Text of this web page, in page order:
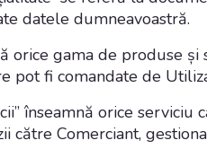
datele dumneavoastră.
orice gama de produse
pot fi comandate de
” înseamnă orice
către Comerciant,